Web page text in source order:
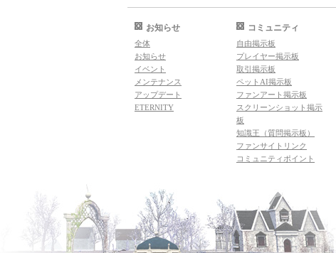
お知らせ
全体
お知らせ
イベント
メンテナンス
アップデート
ETERNITY
コミュニティ
自由掲示板
プレイヤー掲示板
取引掲示板
ペットAI掲示板
ファンアート掲示板
スクリーンショット掲示
板
知識王（質問掲示板）
ファンサイトリンク
コミュニティポイント